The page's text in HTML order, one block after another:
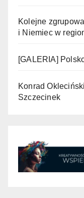
Kolejne
i Niemiec w
[GALERIA]
Konrad
Szczecinek